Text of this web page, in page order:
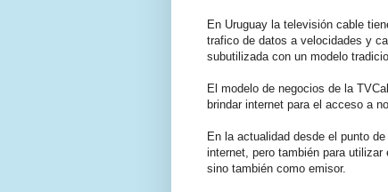
En Uruguay la televisión cable
trafico de datos a velocidades y
subutilizada con un modelo
El modelo de negocios de la
brindar internet para el acceso a
En la actualidad desde el punto
internet, pero también para
sino también como emisor.